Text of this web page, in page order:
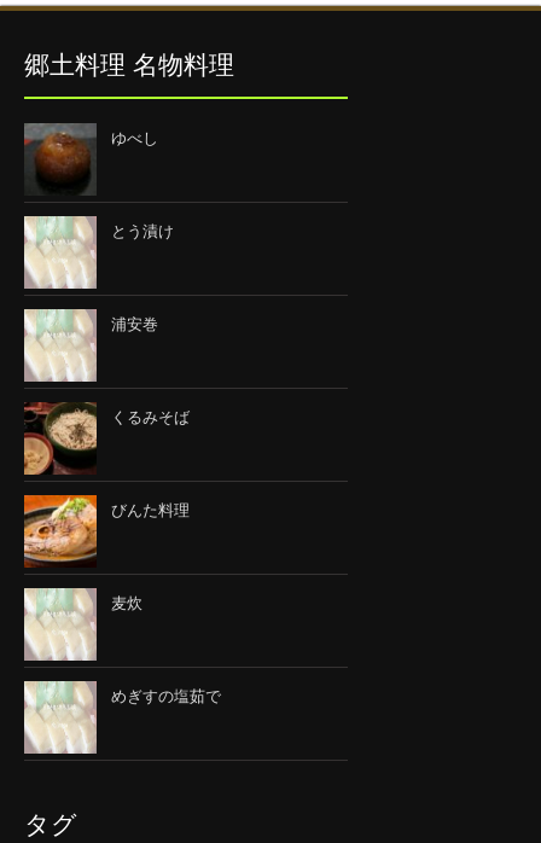
郷土料理 名物料理
ゆべし
とう漬け
浦安巻
くるみそば
びんた料理
麦炊
めぎすの塩茹で
タグ